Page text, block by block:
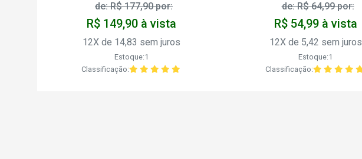
de: R$ 177,90 por:
R$ 149,90 à vista
12X de 14,83 sem juros
Estoque:1
Classificação:
de: R$ 64,99 por:
R$ 54,99 à vista
12X de 5,42 sem juros
Estoque:1
Classificação: